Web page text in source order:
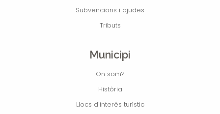
Subvencions i ajudes
Tributs
Municipi
On som?
Història
Llocs d'interés turístic